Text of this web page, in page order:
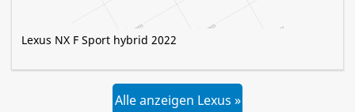
Lexus NX F Sport hybrid 2022
Alle anzeigen Lexus »